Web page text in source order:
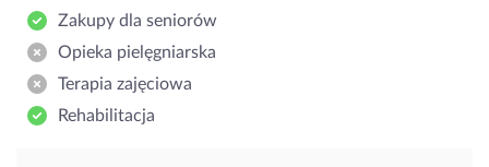
Zakupy dla seniorów
Opieka pielęgniarska
Terapia zajęciowa
Rehabilitacja